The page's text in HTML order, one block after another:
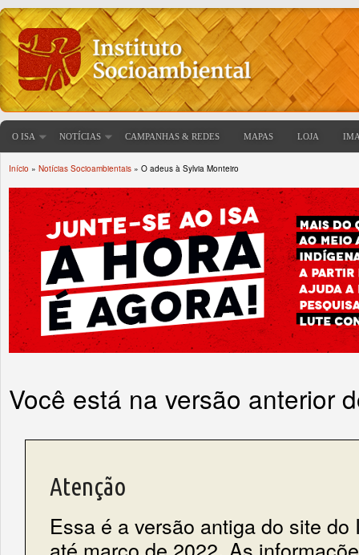
O ISA NOTÍCIAS CAMPANHAS & REDES MAPAS LOJA
Início » Notícias Socioambientais » O adeus à Sylvia Monteiro
Você está na versão anterior
Atenção
Essa é a versão antiga do site do
até março de 2022. As